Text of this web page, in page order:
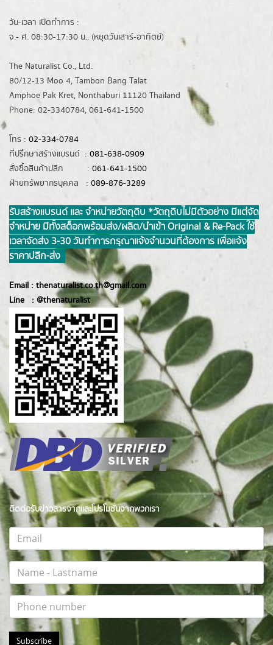
วัน-เวลา เปิดทำการ :
จ.- ศ. 08:30-17:30 น.. (หยุดวันเสาร์-อาทิตย์)
The Naturalist Co., Ltd.
80/12-13 Moo 4, Tambon Bang Talat
Amphoe Pak Kret, Nonthaburi 11120 Thailand
Phone: 02-3340784, 061-641-1500
โทร : 02-334-0784
ที่ปรึกษาสร้างแบรนด์ : 081-638-0909
สั่งซื้อสินค้าปลีก : 061-641-1500
ฝ่ายทรัพยากรบุคคล : 089-876-3289
รับสร้างแบรนด์ และ จำหน่ายวัตถุดิบ *วัตถุดิบไม่มีตัวอย่าง มีแต่จัด
จำหน่าย มีทั้งสต็อกพร้อมส่ง/ผลิต/นำเข้า Original & Re-Pack ใช้
เวลาจัดส่ง 3-30 วันทำการ กรุณาแจ้งจำนวนที่ต้องการ เพื่อแจ้ง
ราคาปลีก-ส่ง
Email : thenaturalist.co.th@gmail.com
Line : @thenaturalist
ติดต่อรับข่าวสารจากและโปรโมชั่นจากพวกเรา
Subscribe